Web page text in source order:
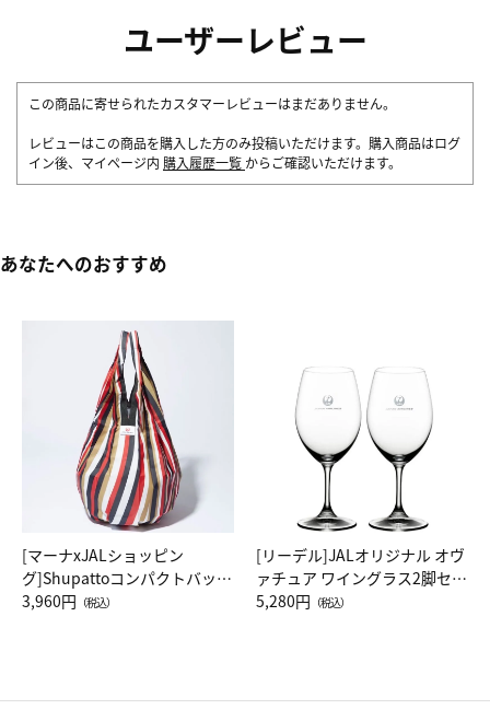
ユーザーレビュー
この商品に寄せられたカスタマーレビューはまだありません。
レビューはこの商品を購入した方のみ投稿いただけます。購入商品はログ
イン後、マイページ内 購入履歴一覧 からご確認いただけます。
あなたへのおすすめ
[マーナxJALショッピン
グ]Shupattoコンパクトバッグ
Drop JAL客室乗務員（LC）ス
3,960円 （税込）
[リーデル]JALオリジナル オヴ
ァチュア ワイングラス2脚セッ
ト（レッドワイン）
5,280円 （税込）